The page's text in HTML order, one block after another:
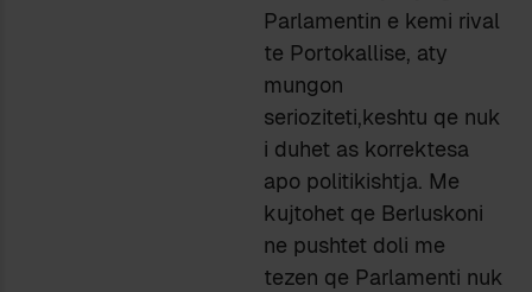
Parlamentin e kemi rival
te Portokallise, aty
mungon
serioziteti,keshtu qe nuk
i duhet as korrektesa
apo politikishtja. Me
kujtohet qe Berluskoni
ne pushtet doli me
tezen qe Parlamenti nuk